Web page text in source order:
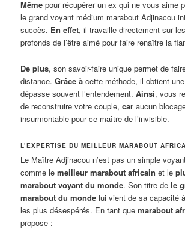
Même pour récupérer un ex qui ne vous aime
le grand voyant médium marabout Adjinacou
succès. En effet, il travaille directement sur
profonds de l’être aimé pour faire renaître la
De plus, son savoir-faire unique permet de
distance.Grâce à cette méthode, il obtient
dépasse souvent l’entendement.Ainsi, vous
de reconstruire votre couple,car aucun
insurmontable pour ce maître de l’invisible.
L’EXPERTISE DU MEILLEUR MARABOUT
Le Maître Adjinacou n’est pas un simple
comme lemeilleur marabout africain et le
marabout voyant du monde. Son titre dele
marabout du monde lui vient de sa capacité
les plus désespérés. En tant quemarabout
propose :